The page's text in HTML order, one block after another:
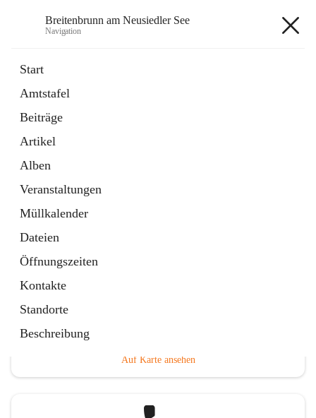
Breitenbrunn am Neusiedler See
Navigation
Start
Amtstafel
Beiträge
Artikel
Alben
Veranstaltungen
Müllkalender
Dateien
Öffnungszeiten
Kontakte
Standorte
Beschreibung
18 Schnellzugriffe
Gemeindeservice
Auf Karte ansehen